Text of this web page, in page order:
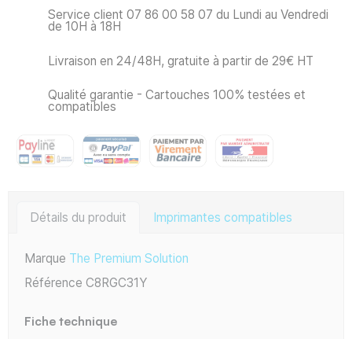
Service client 07 86 00 58 07 du Lundi au Vendredi
de 10H à 18H
Livraison en 24/48H, gratuite à partir de 29€ HT
Qualité garantie - Cartouches 100% testées et
compatibles
Détails du produit Imprimantes compatibles
Marque The Premium Solution
Référence C8RGC31Y
Fiche technique